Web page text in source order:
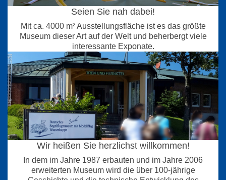
Seien Sie nah dabei!
Mit ca. 4000 m² Ausstellungsfläche ist es das größte
Museum dieser Art auf der Welt und beherbergt viele
interessante Exponate.
Wir heißen Sie herzlichst willkommen!
In dem im Jahre 1987 erbauten und im Jahre 2006
erweiterten Museum wird die über 100-jährige